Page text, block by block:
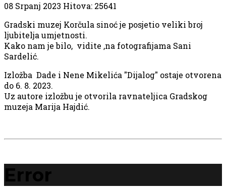
08 Srpanj 2023 Hitova: 25641
Gradski muzej Korčula sinoć je posjetio veliki broj
ljubitelja umjetnosti.
Kako nam je bilo, vidite ,na fotografijama Sani
Sardelić.
Izložba Dade i Nene Mikelića "Dijalog" ostaje otvorena
do 6. 8. 2023.
Uz autore izložbu je otvorila ravnateljica Gradskog
muzeja Marija Hajdić.
Error